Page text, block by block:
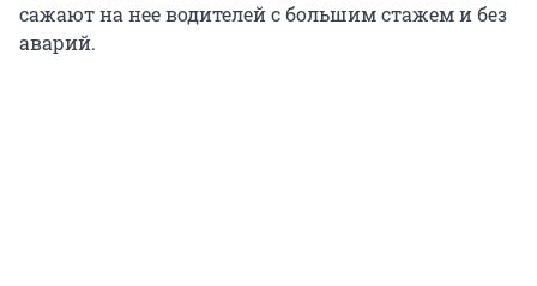
сажают на нее водителей с большим стажем и без
аварий.